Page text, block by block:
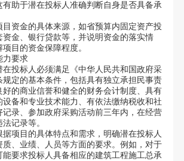
有助于潜在投标人准确判断自身是否具备承
目资金的具体来源，如省预算内固定资产投
资金、银行贷款等，并说明资金的落实情
目的资金保障程度。
力要求
在投标人必须满足《中华人民共和国政府采
规定的基本条件，包括具有独立承担民事责
好的商业信誉和健全的财务会计制度、具有
设备和专业技术能力、有依法缴纳税收和社
记录、参加政府采购活动前三年内，在经营
记录等。
据项目的具体特点和需求，明确潜在投标人
质、业绩、人员等方面的要求。例如，对于
能要求投标人具备相应的建筑工程施工总承